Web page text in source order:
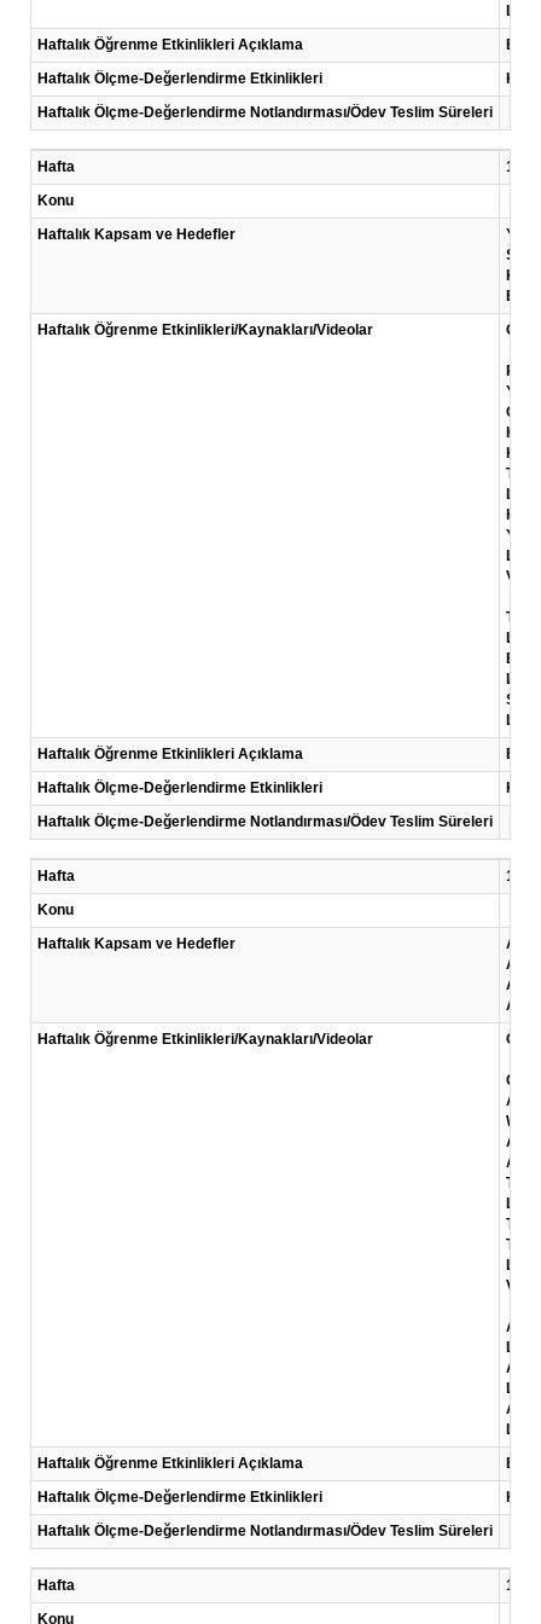
Haftalık Öğrenme Etkinlikleri Açıklama
Bu
Haftalık Ölçme-Değerlendirme Etkinlikleri
Haftalık Ölçme-Değerlendirme Notlandırması/Ödev Teslim Süreleri
Hafta
10
Konu
Haftalık Kapsam ve Hedefler
Haftalık Öğrenme Etkinlikleri/Kaynakları/Videolar
The
Haftalık Öğrenme Etkinlikleri Açıklama
Bu
Haftalık Ölçme-Değerlendirme Etkinlikleri
Haftalık Ölçme-Değerlendirme Notlandırması/Ödev Teslim Süreleri
Hafta
11
Konu
Haftalık Kapsam ve Hedefler
Aile
Aile
Aile
Aile
Haftalık Öğrenme Etkinlikleri/Kaynakları/Videolar
Aile
Aile
Aile
Aile
Aile
Haftalık Öğrenme Etkinlikleri Açıklama
Bu
Haftalık Ölçme-Değerlendirme Etkinlikleri
Haftalık Ölçme-Değerlendirme Notlandırması/Ödev Teslim Süreleri
Hafta
12
Konu